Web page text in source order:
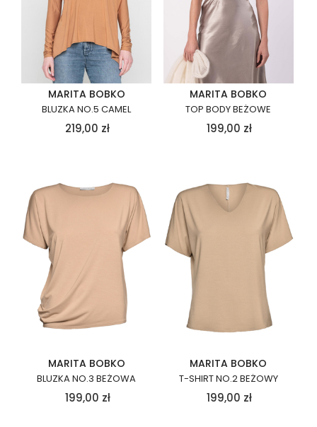
MARITA BOBKO
BLUZKA NO.5 CAMEL
219,00 zł
MARITA BOBKO
TOP BODY BEŻOWE
199,00 zł
MARITA BOBKO
BLUZKA NO.3 BEŻOWA
199,00 zł
MARITA BOBKO
T-SHIRT NO.2 BEŻOWY
199,00 zł